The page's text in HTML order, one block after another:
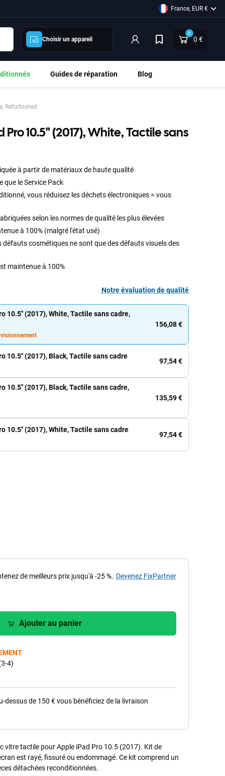
France, EUR €
Choisir un appareil
0
0 €
Guides de réparation Blog
Refurbished
Pro 10.5" (2017), White, Tactile sans
à partir de matériaux de haute qualité
que le Service Pack
vous réduisez les déchets électroniques = vous
selon les normes de qualité les plus élevées
à 100% (malgré l'état usé)
défauts cosmétiques ne sont que des défauts visuels des
maintenue à 100%
Notre évaluation de qualité
10.5" (2017), Black, Tactile sans cadre
97,54 €
10.5" (2017), White, Tactile sans cadre,
156,08 €
10.5" (2017), Black, Tactile sans cadre,
135,59 €
10.5" (2017), White, Tactile sans cadre
97,54 €
de meilleurs prix jusqu'à -25 %. Devenez FixPartner
Ajouter au panier
4)
dessus de 150 € vous bénéficiez de la livraison
vitre tactile pour Apple iPad Pro 10.5 (2017). Kit de
est rayé, fissuré ou endommagé. Ce kit comprend un
détachées reconditionnées.